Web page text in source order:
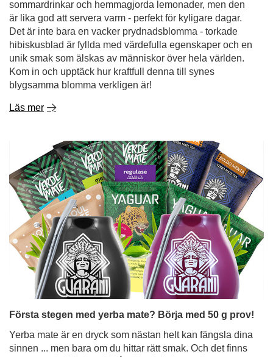
blygsamma blomma verkligen är!
Läs mer
Första stegen med yerba mate? Börja med 50 g prov!
Yerba mate är en dryck som nästan helt kan fängsla dina
sinnen ... men bara om du hittar rätt smak. Och det finns
gott om valmöjligheter! Från klassiskt, intensivt mate-te
från Paraguay via delikata, lätt söta brasilianska sorter till
ört- och fruktblandningar fulla av överraskande smaker.
har börjat sin mate-resa? Lösningen är enkel - yerba
mate-prover i praktiska 50g-påsar. Perfekta för